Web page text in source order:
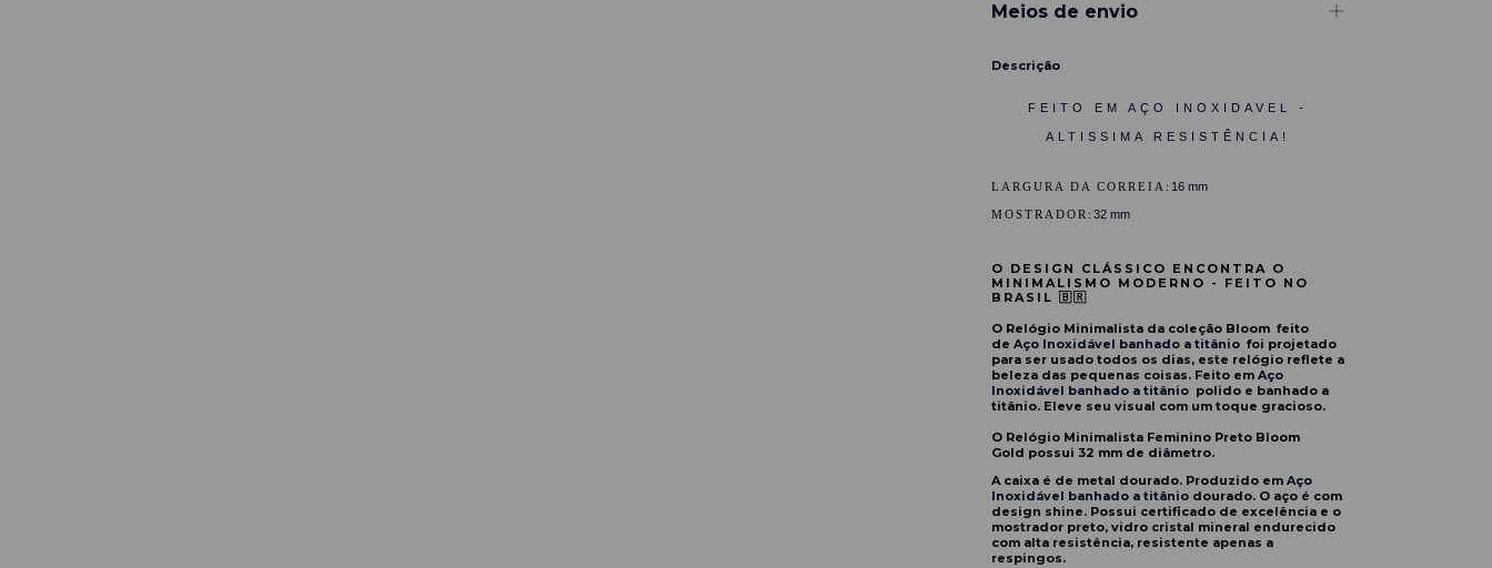
Meios de envio
Descrição
FEITO EM AÇO INOXIDAVEL -
ALTISSIMA RESISTÊNCIA!
LARGURA DA CORREIA: 16 mm
MOSTRADOR: 32 mm
O DESIGN CLÁSSICO ENCONTRA O
MINIMALISMO MODERNO - FEITO NO
BRASIL 🇧🇷
O Relógio Minimalista da coleção Bloom feito
de Aço Inoxidável banhado a titânio ​ foi projetado
para ser usado todos os dias, este relógio reflete a
beleza das pequenas coisas. Feito em Aço
Inoxidável banhado a titânio polido e banhado a
titânio. Eleve seu visual com um toque gracioso.
O Relógio Minimalista Feminino Preto Bloom
Gold possui 32 mm de diâmetro.
A caixa é de metal dourado. Produzido em Aço
Inoxidável banhado a titânio dourado. O aço é com
design shine. Possui certificado de excelência e o
mostrador preto, vidro cristal mineral endurecido
com alta resistência, resistente apenas a
respingos.